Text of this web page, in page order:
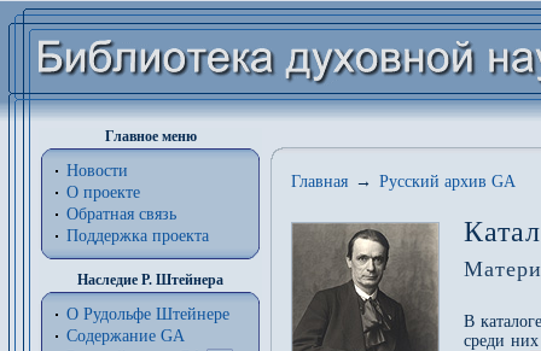
Главное меню
Новости
О проекте
Обратная связь
Поддержка проекта
Наследие Р. Штейнера
О Рудольфе Штейнере
Содержание GA
Главная → Русский архив GA
В
среди